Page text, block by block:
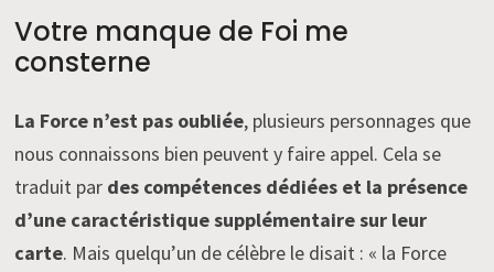
Votre manque de Foi me
consterne
La Force n’est pas oubliée, plusieurs personnages que
nous connaissons bien peuvent y faire appel. Cela se
traduit par des compétences dédiées et la présence
d’une caractéristique supplémentaire sur leur
carte. Mais quelqu’un de célèbre le disait : « la Force